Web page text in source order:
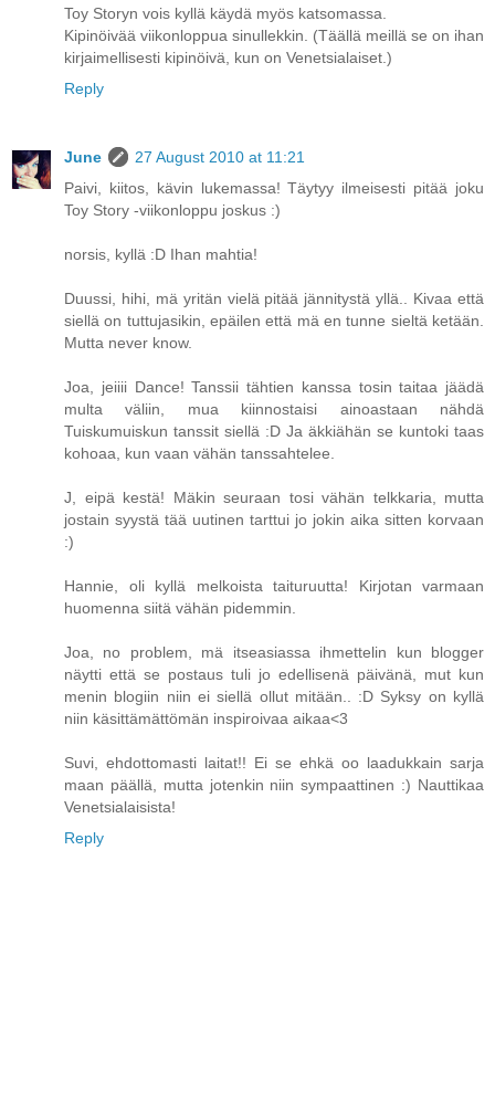
Toy Storyn vois kyllä käydä myös katsomassa.
Kipinöivää viikonloppua sinullekkin. (Täällä meillä se on ihan
kirjaimellisesti kipinöivä, kun on Venetsialaiset.)
Reply
June
27 August 2010 at 11:21
Paivi, kiitos, kävin lukemassa! Täytyy ilmeisesti pitää joku
Toy Story -viikonloppu joskus :)
norsis, kyllä :D Ihan mahtia!
Duussi, hihi, mä yritän vielä pitää jännitystä yllä.. Kivaa että
siellä on tuttujasikin, epäilen että mä en tunne sieltä ketään.
Mutta never know.
Joa, jeiiii Dance! Tanssii tähtien kanssa tosin taitaa jäädä
multa väliin, mua kiinnostaisi ainoastaan nähdä
Tuiskumuiskun tanssit siellä :D Ja äkkiähän se kuntoki taas
kohoaa, kun vaan vähän tanssahtelee.
J, eipä kestä! Mäkin seuraan tosi vähän telkkaria, mutta
jostain syystä tää uutinen tarttui jo jokin aika sitten korvaan
:)
Hannie, oli kyllä melkoista taituruutta! Kirjotan varmaan
huomenna siitä vähän pidemmin.
Joa, no problem, mä itseasiassa ihmettelin kun blogger
näytti että se postaus tuli jo edellisenä päivänä, mut kun
menin blogiin niin ei siellä ollut mitään.. :D Syksy on kyllä
niin käsittämättömän inspiroivaa aikaa<3
Suvi, ehdottomasti laitat!! Ei se ehkä oo laadukkain sarja
maan päällä, mutta jotenkin niin sympaattinen :) Nauttikaa
Venetsialaisista!
Reply